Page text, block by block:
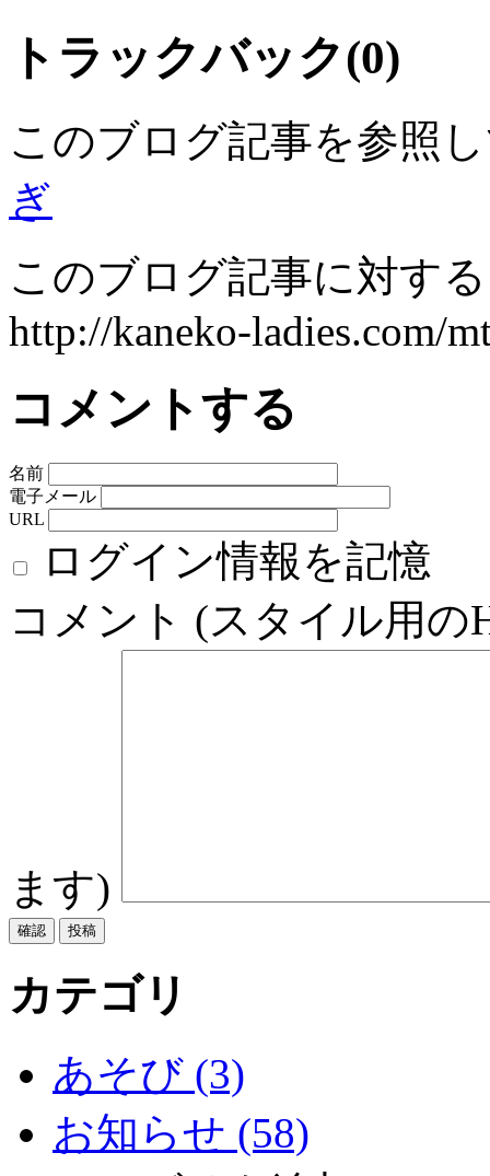
トラックバック(0)
このブログ記事を参照
ぎ
このブログ記事に対す
http://kaneko-ladies.com/
コメントする
名前
電子メール
URL
ログイン情報を記憶
コメント (スタイル用
ます)
カテゴリ
あそび (3)
お知らせ (58)